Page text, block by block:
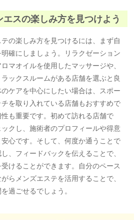
スの楽しみ方を見つけよう
の楽しみ方を見つけるには、まず自
確にしましょう。リラクゼーション
マオイルを使用したマッサージや、
ックスルームがある店舗を選ぶと良
ケアを中心にしたい場合は、スポー
を取り入れている店舗もおすすめで
も重要です。初めて訪れる店舗で
クし、施術者のプロフィールや得意
心です。そして、何度か通うことで
、フィードバックを伝えることで、
けることができます。自分のペース
らメンズエステを活用することで、
過ごせるでしょう。